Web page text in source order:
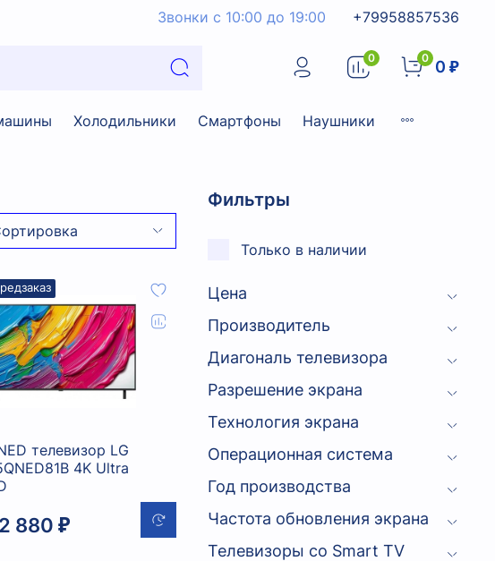
Звонки с 10:00 до 19:00 +79958857536
0 0 0 ₽
Холодильники Смартфоны Наушники
телевизор LG
4K Ultra
880 ₽
Фильтры
Только в наличии
Цена
Производитель
Диагональ телевизора
Разрешение экрана
Технология экрана
Операционная система
Год производства
Частота обновления экрана
Телевизоры со Smart TV